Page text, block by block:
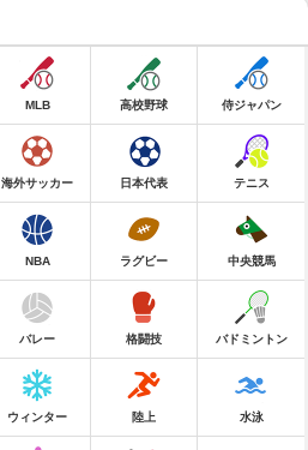
MLB 高校野球 侍ジャパン
海外サッカー 日本代表 テニス
NBA ラグビー 中央競馬
バレー 格闘技 バドミントン
ウィンター 陸上 水泳